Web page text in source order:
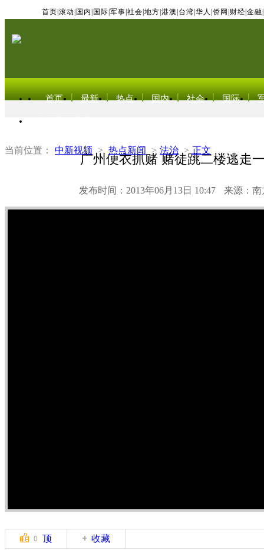
首页 滚动 国内 国际 军事 社会 地方 港澳 台湾 华人 侨网 财经 金融
首页 最新 热点 国内 社会 国际
当前位置： 中新视频 > 热点新闻 > 法治 > 正文
广州便衣抓赌 赌徒跳二楼逃走
发布时间：2013年06月13日 10:47 来源：南
0 顶 收藏